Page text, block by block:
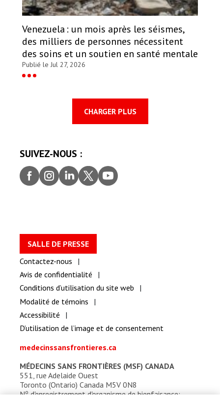
Venezuela : un mois après les séismes,
des milliers de personnes nécessitent
des soins et un soutien en santé mentale
Publié le Jul 27, 2026
CHARGER PLUS
SUIVEZ-NOUS :
Faceb
ook
Insta
gram
Linke
dIn
Twitt
er
youtu
be
SALLE DE PRESSE
Contactez-nous
Avis de confidentialité
Conditions d’utilisation du site web
Modalité de témoins
Accessibilité
D’utilisation de l’image et de consentement
medecinssansfrontieres.ca
MÉDECINS SANS FRONTIÈRES (MSF) CANADA
551, rue Adelaide Ouest
Toronto (Ontario) Canada M5V 0N8
Nod'enregistrement d'organisme de bienfaisance: